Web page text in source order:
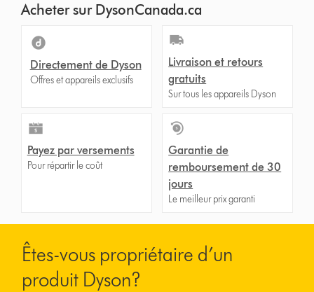
Acheter sur DysonCanada.ca
Directement de Dyson
Offres et appareils exclusifs
Livraison et retours
gratuits
Sur tous les appareils Dyson
Payez par versements
Pour répartir le coût
Garantie de
remboursement de 30
jours
Le meilleur prix garanti
Êtes-vous propriétaire d’un
produit Dyson?